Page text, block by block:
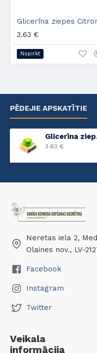
Glicerīna ziepes
3.63 €
Nopirkt
PĒDEJIE APSKATĪTIE
3.63 €
Neretas iela 2,
Olaines nov., LV-
Facebook
Instagram
Twitter
Veikala
informācija